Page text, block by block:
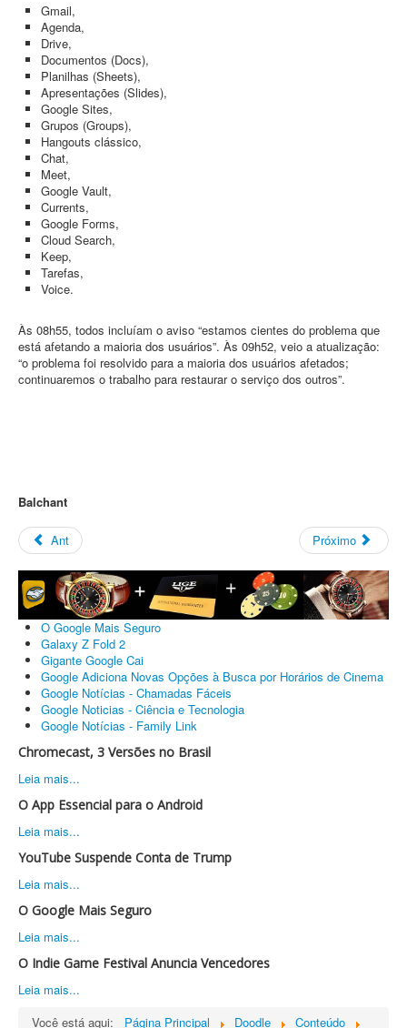
Gmail,
Agenda,
Drive,
Documentos (Docs),
Planilhas (Sheets),
Apresentações (Slides),
Google Sites,
Grupos (Groups),
Hangouts clássico,
Chat,
Meet,
Google Vault,
Currents,
Google Forms,
Cloud Search,
Keep,
Tarefas,
Voice.
Às 08h55, todos incluíam o aviso “estamos cientes do problema que
está afetando a maioria dos usuários”. Às 09h52, veio a atualização:
“o problema foi resolvido para a maioria dos usuários afetados;
continuaremos o trabalho para restaurar o serviço dos outros”.
Balchant
Ant Próximo
O Google Mais Seguro
Galaxy Z Fold 2
Gigante Google Cai
Google Adiciona Novas Opções à Busca por Horários de Cinema
Google Notícias - Chamadas Fáceis
Google Noticias - Ciência e Tecnologia
Google Notícias - Family Link
Chromecast, 3 Versões no Brasil
Leia mais...
O App Essencial para o Android
Leia mais...
YouTube Suspende Conta de Trump
Leia mais...
O Google Mais Seguro
Leia mais...
O Indie Game Festival Anuncia Vencedores
Leia mais...
Você está aqui:
Página Principal Doodle Conteúdo